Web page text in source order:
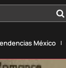
México